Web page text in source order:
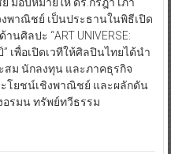
พาณิชย์ เป็นประธานในพิธีเปิด
ศิลปะ “ART UNIVERSE:
เพื่อเปิดเวทีให้ศิลปินไทยได้นำ
สม นักลงทุน และภาคธุรกิจ
โยชน์เชิงพาณิชย์ และผลักดัน
รมน ทรัพย์ทวีธรรม